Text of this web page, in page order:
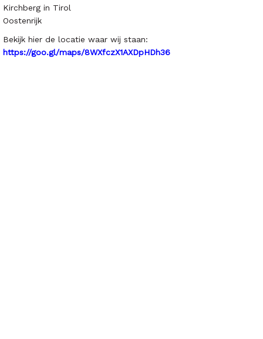
Kirchberg in Tirol
Oostenrijk
Bekijk hier de locatie waar wij staan:
https://goo.gl/maps/8WXfczX1AXDpHDh36